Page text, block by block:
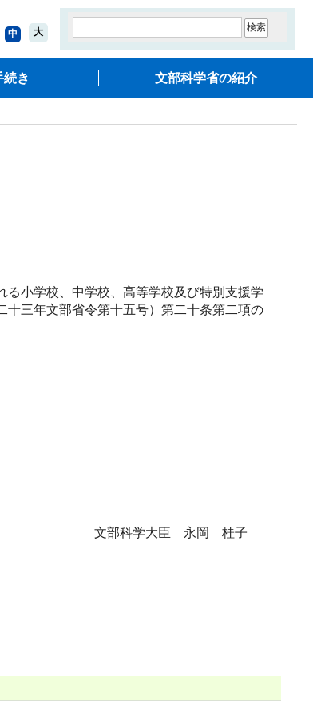
中 大
続き 文部科学省の紹介
小学校、中学校、高等学校及び特別支援学
三年文部省令第十五号）第二十条第二項の
文部科学大臣 永岡 桂子